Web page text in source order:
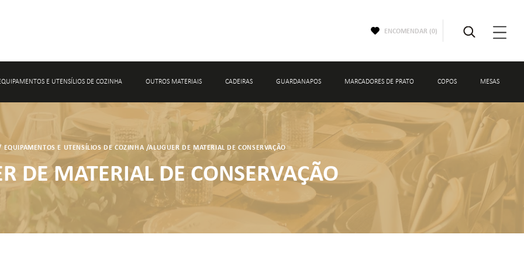
ENCOMENDAR (0)
E UTENSÍLIOS DE COZINHA
ALUGUER DE MATERIAL DE CONFEÇÃO
ALUGUER DE MATERIAL DE CONSERVAÇÃO
OUTROS MATERIAIS
ALUGUER DE DECORAÇÃO PARA EVENTOS
ALUGUER DE MATERIAL PARA CASAMENTO
ALUGUER DE ACESSÓRIOS DE BAR
ALUGUER DE MARCADORES DE PRATO
ALUGUER DE CESTOS E BASES
CADEIRAS GUARDANAPOS MARCADORES DE PRATO COPOS MESAS
EQUIPAMENTOS E UTENSÍLIOS DE COZINHA /ALUGUER DE MATERIAL DE CONSERVAÇÃO
DE MATERIAL DE CONSERVAÇÃO